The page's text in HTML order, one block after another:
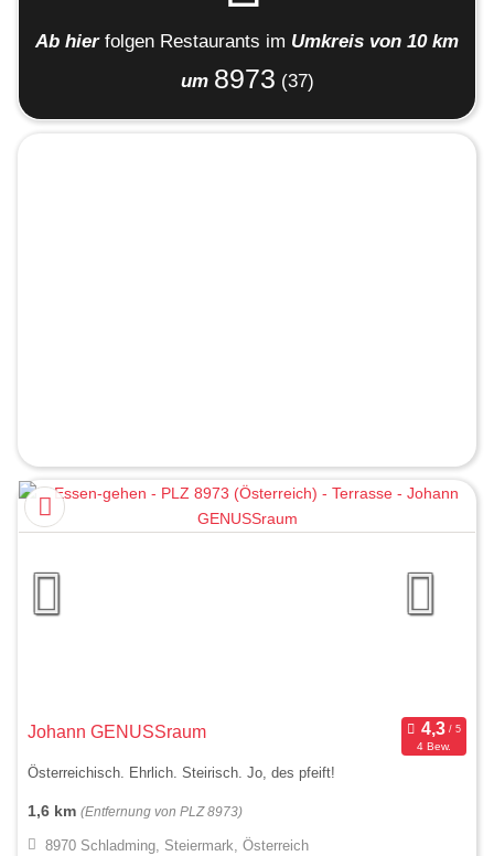
Ab hier folgen Restaurants im Umkreis von 10 km
um 8973 (37)
Johann GENUSSraum
4 Bew.
Österreichisch. Ehrlich. Steirisch. Jo, des pfeift!
1,6 km (Entfernung von PLZ 8973)
8970 Schladming, Steiermark, Österreich